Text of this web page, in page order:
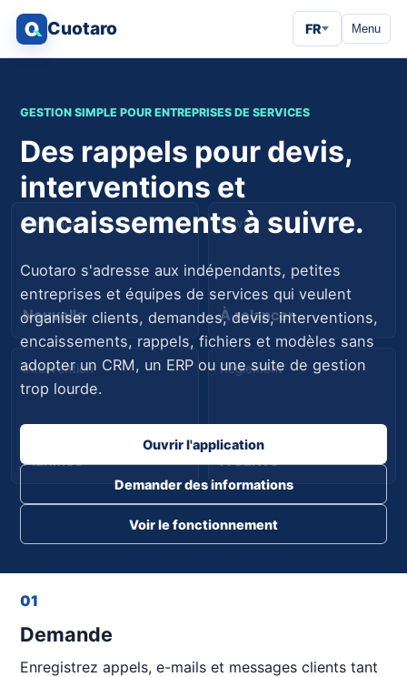
Cuotaro FR Menu
Demande
Nouvelle
Devis
À relancer
Intervention
Planifiée
Règlement
À suivre
GESTION SIMPLE POUR ENTREPRISES DE SERVICES
Des rappels pour devis,
interventions et
encaissements à suivre.
Cuotaro s'adresse aux indépendants, petites
entreprises et équipes de services qui veulent
organiser clients, demandes, devis, interventions,
encaissements, rappels, fichiers et modèles sans
adopter un CRM, un ERP ou une suite de gestion
trop lourde.
Ouvrir l'application
Demander des informations
Voir le fonctionnement
01
Demande
Enregistrez appels, e-mails et messages clients tant